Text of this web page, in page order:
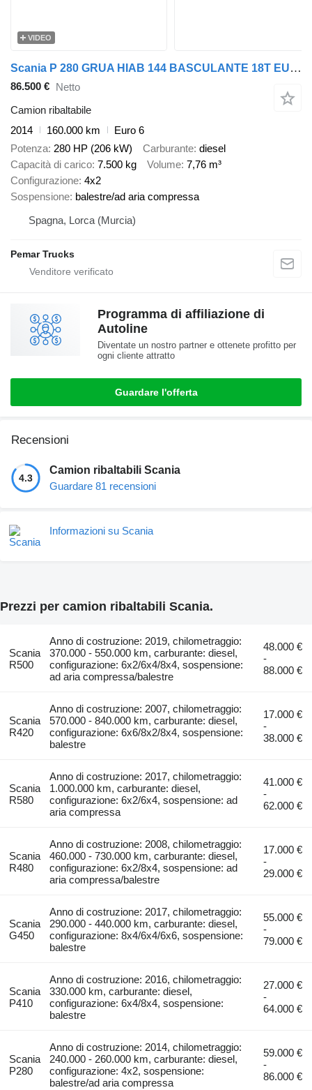
VIDEO
Scania P 280 GRUA HIAB 144 BASCULANTE 18T EURO 6
86.500 € Netto
Camion ribaltabile
2014
160.000 km
Euro 6
Potenza 280 HP (206 kW) Carburante diesel
Capacità di carico 7.500 kg Volume 7,76 m³
Configurazione 4x2
Sospensione balestre/ad aria compressa
Spagna, Lorca (Murcia)
Pemar Trucks
Programma di affiliazione di
Autoline
Diventate un nostro partner e ottenete profitto per
ogni cliente attratto
Guardare l'offerta
Recensioni
4.3
Camion ribaltabili Scania
Guardare 81 recensioni
Informazioni su Scania
Prezzi per camion ribaltabili Scania.
Scania
R500
Anno di costruzione: 2019, chilometraggio:
370.000 - 550.000 km, carburante: diesel,
configurazione: 6x2/6x4/8x4, sospensione:
ad aria compressa/balestre
48.000 €
-
88.000 €
Scania
R420
Anno di costruzione: 2007, chilometraggio:
570.000 - 840.000 km, carburante: diesel,
configurazione: 6x6/8x2/8x4, sospensione:
balestre
17.000 €
-
38.000 €
Scania
R580
Anno di costruzione: 2017, chilometraggio:
1.000.000 km, carburante: diesel,
configurazione: 6x2/6x4, sospensione: ad
aria compressa
41.000 €
-
62.000 €
Scania
R480
Anno di costruzione: 2008, chilometraggio:
460.000 - 730.000 km, carburante: diesel,
configurazione: 6x2/8x4, sospensione: ad
aria compressa/balestre
17.000 €
-
29.000 €
Scania
G450
Anno di costruzione: 2017, chilometraggio:
290.000 - 440.000 km, carburante: diesel,
configurazione: 8x4/6x4/6x6, sospensione:
balestre
55.000 €
-
79.000 €
Scania
P410
Anno di costruzione: 2016, chilometraggio:
330.000 km, carburante: diesel,
configurazione: 6x4/8x4, sospensione:
balestre
27.000 €
-
64.000 €
Scania
P280
Anno di costruzione: 2014, chilometraggio:
240.000 - 260.000 km, carburante: diesel,
configurazione: 4x2, sospensione:
balestre/ad aria compressa
59.000 €
-
86.000 €